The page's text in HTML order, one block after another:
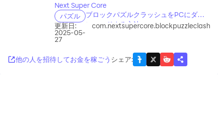
Next Super Core
パズル
ブロックパズルクラッシュをPCにダウ
ンロードする方法
更新日:
2025-05-
27
com.nextsupercore.blockpuzzleclash
他の人を招待してお金を稼ごう シェア: